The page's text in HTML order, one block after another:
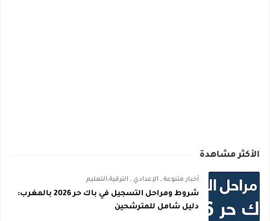
الأكثر مشاهدة
أخبار متنوعة , الإعدادي , الترقية،التعليم
شروط ومراحل التسجيل في باك حر 2026 بالمغرب:
دليل شامل للمترشحين